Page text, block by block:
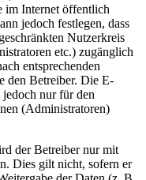
im Internet öffentlich
jedoch festlegen, dass
Nutzerkreis
etc.) zugänglich
entsprechenden
den Betreiber. Die E-
nur für den
(Administratoren)
der Betreiber nur mit
Dies gilt nicht, sofern er